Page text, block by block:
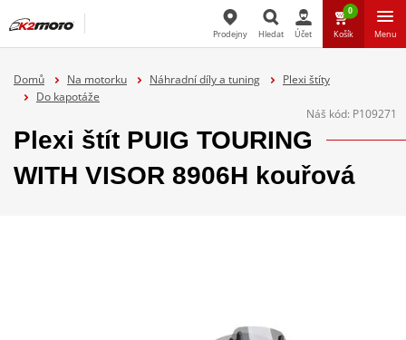
Prodejny Hledat Účet
0
Košík Menu
Domů Na motorku Náhradní díly a tuning
Plexi štíty
Do kapotáže
Náš kód: P109271
Plexi štít PUIG TOURING
WITH VISOR 8906H kouřová